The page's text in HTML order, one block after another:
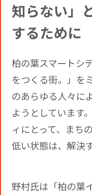
知らない」
するために
柏の葉スマートシ
をつくる街。」を
のあらゆる人々に
ようとしています
ィにとって、まち
低い状態は、解決
野村氏は「柏の葉